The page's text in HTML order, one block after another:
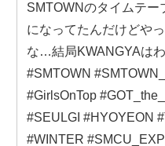
SMTOWNのタイムテー
になってたんだけどや
な…結局KWANGYAは
#SMTOWN
#GirlsOnTop
#SEULGI #HYOYEON
#WINTER